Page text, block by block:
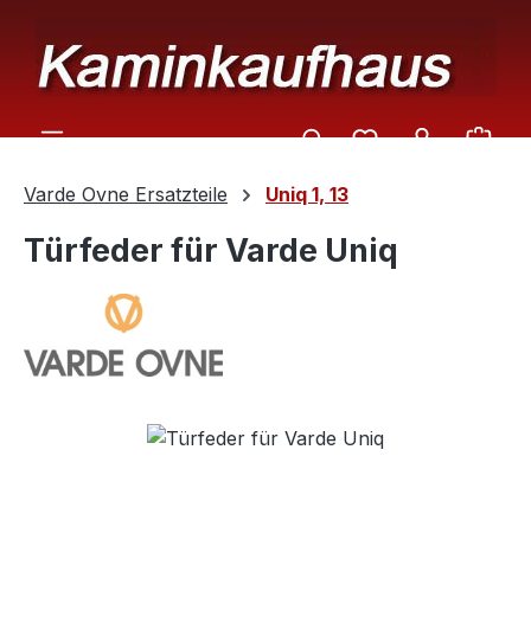
Varde Ovne Ersatzteile Uniq 1, 13
Türfeder für Varde Uniq
Bildergalerie überspringen